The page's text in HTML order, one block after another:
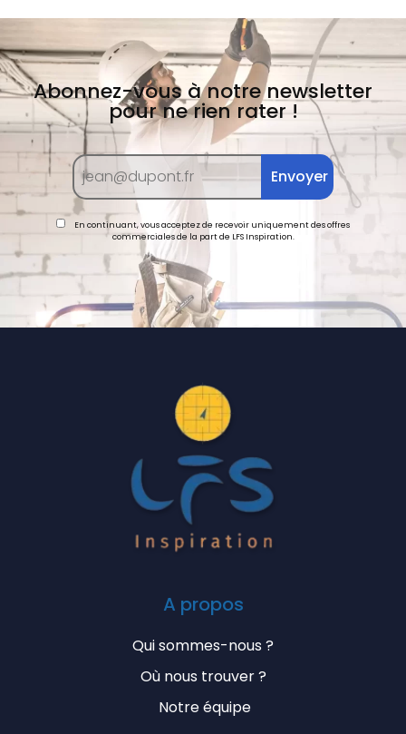
Abonnez-vous à notre newsletter
pour ne rien rater !
En continuant, vous acceptez de recevoir uniquement des offres
commerciales de la part de LFS Inspiration.
A propos
Qui sommes-nous ?
Où nous trouver ?
Notre équipe